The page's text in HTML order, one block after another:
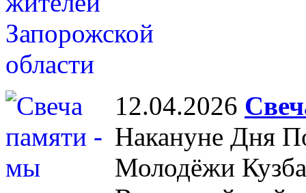
12.04.2026
Накануне Дня
Молодёжи